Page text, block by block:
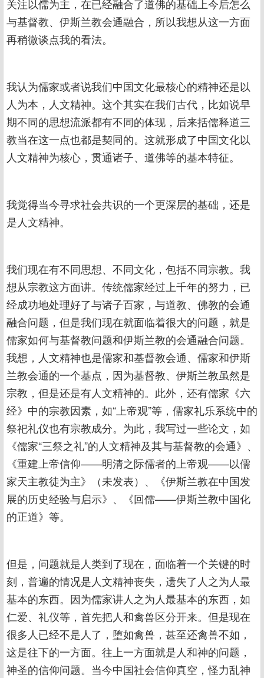
关注以儒为主，在已经融合了道佛的基础上今后怎么
与基督教、伊斯兰教会通融合，所以我想从这一方面
再稍微谈点我的看法。
我认为儒家或者说我们中国文化最核心的精神还是以
人为本，人文精神。这个其实在我们古代，比如说早
期不同的思想流派都有不同的体现，后来括儒释道三
教当在这一点也都是契同的。这就形成了中国文化以
人文精神为核心，贯通诸子、道佛等的基本特征。
我觉得当今寻求社会共识的一个更深层的基础，还是
是人文精神。
我们现在有不同思想、不同文化，包括不同宗教。我
想从宗教这方面讲。传统儒家经过上千年的努力，已
经成功地处理好了与诸子百家，与道教、佛教的会通
融合问题，但是我们现在就面临着很大的问题，就是
儒家如何与基督教问题和伊斯兰教的会通融合问题。
我想，人文精神也是儒家和基督教会通、儒家和伊斯
兰教会通的一个基点，因为基督教、伊斯兰教虽然是
宗教，但是还是有人文精神的。此外，还有儒家《六
经》中的宗教因素，如“上帝观”等，儒家礼乐系统中的
祭祀礼仪也有宗教成分。为此，我写过一些论文，如
《儒家“三祭之礼”的人文精神及其与基督教的会通》、
《重建上帝信仰——明清之际儒者的上帝观——以儒
家天主教徒为主》（未发表）、《伊斯兰教在中国发
展的历史经验与启示》、《回儒——伊斯兰教中国化
的正道》等。
但是，问题就是人类到了现在，面临着一个关键的时
刻，普遍的情况是人文精神丧失，遗失了人之为人最
基本的东西。因为儒家讲人之为人最基本的东西，如
仁爱、礼仪等，首先把人和禽兽区分开来。但是现在
很多人已经不是人了，堕如禽兽，甚至还禽兽不如，
这是往下的一方面。往上一方面就是人和神的问题，
神圣的信仰问题。当今中国社会信仰真空，怪力乱神